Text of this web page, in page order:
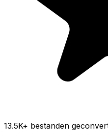
13.5K+ bestanden